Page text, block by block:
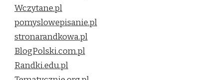
Wczytane.pl
pomyslowepisanie.pl
stronarandkowa.pl
BlogPolski.com.pl
Randki.edu.pl